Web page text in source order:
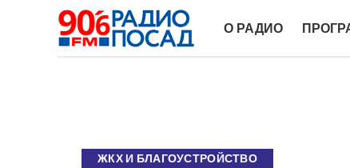
О РАДИО
ЖКХ И БЛАГОУСТРОЙСТВО